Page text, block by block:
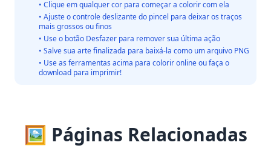
• Clique em qualquer cor para começar a colorir com ela
• Ajuste o controle deslizante do pincel para deixar os traços
mais grossos ou finos
• Use o botão Desfazer para remover sua última ação
• Salve sua arte finalizada para baixá-la como um arquivo PNG
• Use as ferramentas acima para colorir online ou faça o
download para imprimir!
🖼️ Páginas Relacionadas